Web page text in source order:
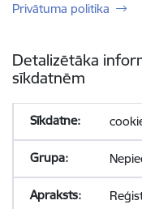
Privātuma politika
Detalizētāka
sīkdatnēm